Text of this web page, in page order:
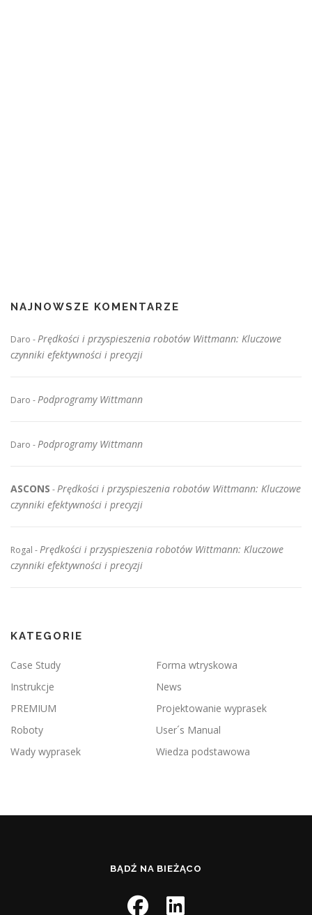
NAJNOWSZE KOMENTARZE
Daro - Prędkości i przyspieszenia robotów Wittmann: Kluczowe
czynniki efektywności i precyzji
Daro - Podprogramy Wittmann
Daro - Podprogramy Wittmann
ASCONS - Prędkości i przyspieszenia robotów Wittmann: Kluczowe
czynniki efektywności i precyzji
Rogal - Prędkości i przyspieszenia robotów Wittmann: Kluczowe
czynniki efektywności i precyzji
KATEGORIE
Case Study
Forma wtryskowa
Instrukcje
News
PREMIUM
Projektowanie wyprasek
Roboty
User´s Manual
Wady wyprasek
Wiedza podstawowa
BĄDŹ NA BIEŻĄCO